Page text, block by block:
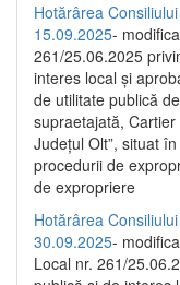
Hotărârea
15.09.2025-
261/25.06.2025
interes local și
de utilitate publică
supraetajată,
Județul Olt”, situat
procedurii de
de expropriere
Hotărârea
30.09.2025-
Local nr. 261/